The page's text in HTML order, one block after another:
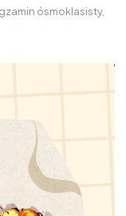
ósmoklasisty,